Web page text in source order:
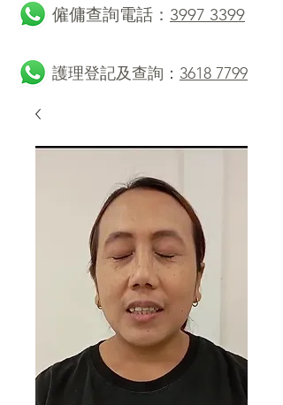
​僱傭查詢電話： 3997 3399
護理登記及查詢： 3618 7799